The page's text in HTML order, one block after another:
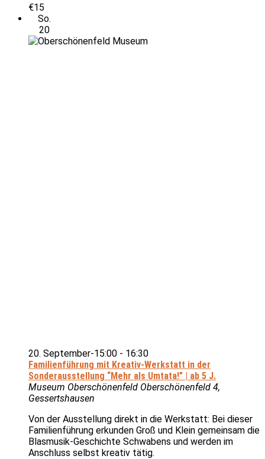
€15
So.
20
Familienführung mit Kreativ-Werkstatt in der
Sonderausstellung “Mehr als Umtata!” | ab 5 J.
20. September-15:00 - 16:30
Museum Oberschönenfeld Oberschönenfeld 4,
Gessertshausen
Von der Ausstellung direkt in die Werkstatt: Bei dieser
Familienführung erkunden Groß und Klein gemeinsam die
Blasmusik-Geschichte Schwabens und werden im
Anschluss selbst kreativ tätig.